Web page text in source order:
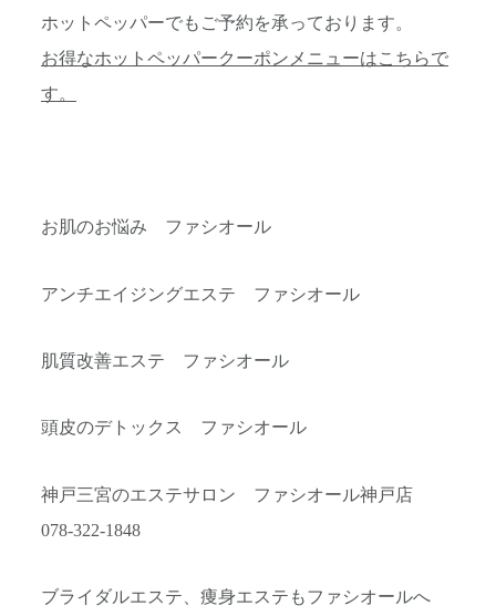
ホットペッパーでもご予約を承っております。
お得なホットペッパークーポンメニューはこちらで
す。
お肌のお悩み ファシオール
アンチエイジングエステ ファシオール
肌質改善エステ ファシオール
頭皮のデトックス ファシオール
神戸三宮のエステサロン ファシオール神戸店
078-322-1848
ブライダルエステ、痩身エステもファシオールへ